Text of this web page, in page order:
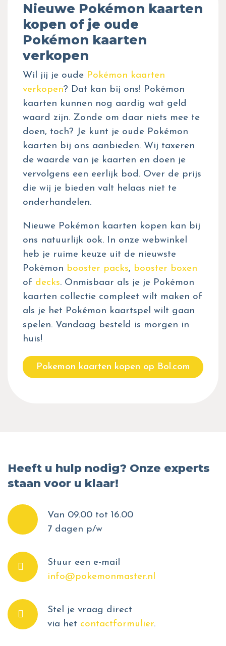
Nieuwe Pokémon kaarten
kopen of je oude
Pokémon kaarten
verkopen
Wil jij je oude Pokémon kaarten
verkopen? Dat kan bij ons! Pokémon
kaarten kunnen nog aardig wat geld
waard zijn. Zonde om daar niets mee te
doen, toch? Je kunt je oude Pokémon
kaarten bij ons aanbieden. Wij taxeren
de waarde van je kaarten en doen je
vervolgens een eerlijk bod. Over de prijs
die wij je bieden valt helaas niet te
onderhandelen.
Nieuwe Pokémon kaarten kopen kan bij
ons natuurlijk ook. In onze webwinkel
heb je ruime keuze uit de nieuwste
Pokémon booster packs, booster boxen
of decks. Onmisbaar als je je Pokémon
kaarten collectie compleet wilt maken of
als je het Pokémon kaartspel wilt gaan
spelen. Vandaag besteld is morgen in
huis!
Pokemon kaarten kopen op Bol.com
Heeft u hulp nodig? Onze experts
staan voor u klaar!
Van 09.00 tot 16.00
7 dagen p/w
Stuur een e-mail
info@pokemonmaster.nl
Stel je vraag direct
via het contactformulier.